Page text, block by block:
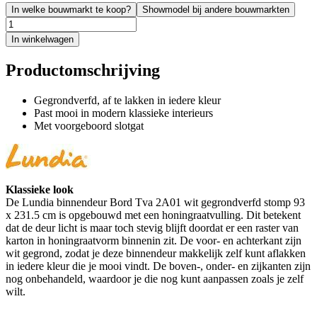
In welke bouwmarkt te koop? Showmodel bij andere bouwmarkten
In winkelwagen
Productomschrijving
Gegrondverfd, af te lakken in iedere kleur
Past mooi in modern klassieke interieurs
Met voorgeboord slotgat
Klassieke look
De Lundia binnendeur Bord Tva 2A01 wit gegrondverfd stomp 93
x 231.5 cm is opgebouwd met een honingraatvulling. Dit betekent
dat de deur licht is maar toch stevig blijft doordat er een raster van
karton in honingraatvorm binnenin zit. De voor- en achterkant zijn
wit gegrond, zodat je deze binnendeur makkelijk zelf kunt aflakken
in iedere kleur die je mooi vindt. De boven-, onder- en zijkanten zijn
nog onbehandeld, waardoor je die nog kunt aanpassen zoals je zelf
wilt.